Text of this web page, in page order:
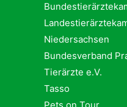
Niedersachsen
Bundesverband
Tierärzte e.V.
Tasso